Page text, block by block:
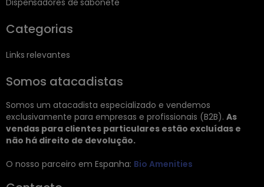
Dispensadores de sabonete
Categorias
Links relevantes
Somos atacadistas
Somos um atacadista especializado e vendemos
exclusivamente para empresas e profissionais (B2B). As
vendas para clientes particulares estão excluídas e
não há direito de devolução.
O nosso parceiro em Espanha: Bio Amenities